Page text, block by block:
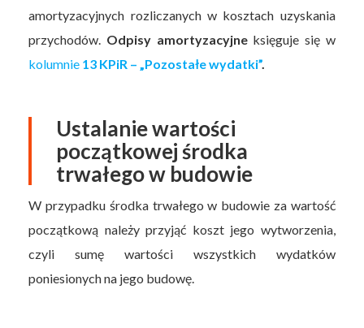
amortyzacyjnych rozliczanych w kosztach uzyskania
przychodów. Odpisy amortyzacyjneksięguje się w
kolumnie 13 KPiR – „Pozostałe wydatki”.
Ustalanie wartości
początkowej środka
trwałego w budowie
W przypadku środka trwałego w budowie za wartość
początkową należy przyjąć koszt jego wytworzenia,
czyli sumę wartości wszystkich wydatków
poniesionych na jego budowę.